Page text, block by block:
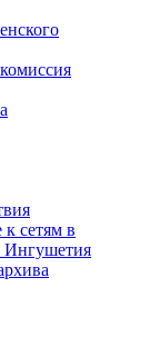
сетям в
Ингушетия